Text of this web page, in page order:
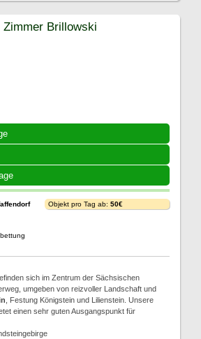
Zimmer Brillowski
Objekt pro Tag ab: 50€
sich im Zentrum der Sächsischen
umgeben von reizvoller Landschaft und
, Festung Königstein und Lilienstein. Unsere
einen sehr guten Ausgangspunkt für